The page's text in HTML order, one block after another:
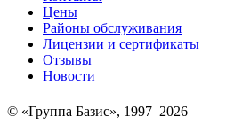
Цены
Районы обслуживания
Лицензии и сертификаты
Отзывы
Новости
© «Группа Базис», 1997–2026